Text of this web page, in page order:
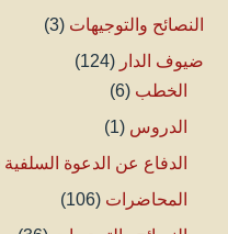
النصائح والتوجيهات (3)
ضيوف الدار (124)
الخطب (6)
الدروس (1)
الدفاع عن الدعوة السلفية
المحاضرات (106)